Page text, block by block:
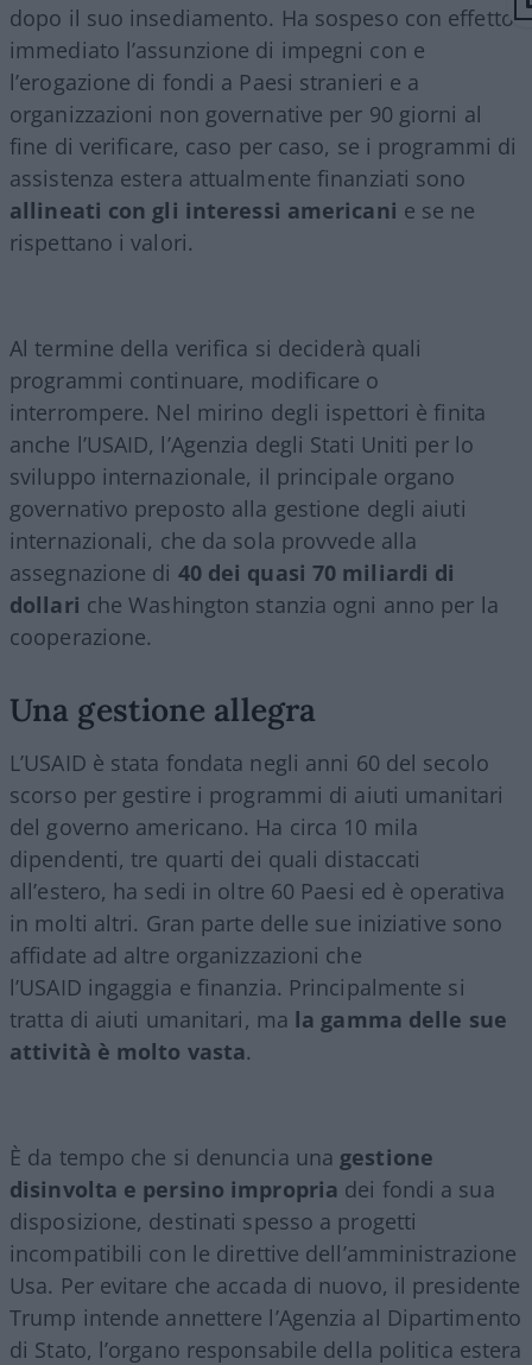
dopo il suo insediamento. Ha sospeso con effetto
immediato l’assunzione di impegni con e
l’erogazione di fondi a Paesi stranieri e a
organizzazioni non governative per 90 giorni al
fine di verificare, caso per caso, se i programmi di
assistenza estera attualmente finanziati sono
allineati con gli interessi americani e se ne
rispettano i valori.
Al termine della verifica si deciderà quali
programmi continuare, modificare o
interrompere. Nel mirino degli ispettori è finita
anche l’USAID, l’Agenzia degli Stati Uniti per lo
sviluppo internazionale, il principale organo
governativo preposto alla gestione degli aiuti
internazionali, che da sola provvede alla
assegnazione di 40 dei quasi 70 miliardi di
dollari che Washington stanzia ogni anno per la
cooperazione.
Una gestione allegra
L’USAID è stata fondata negli anni 60 del secolo
scorso per gestire i programmi di aiuti umanitari
del governo americano. Ha circa 10 mila
dipendenti, tre quarti dei quali distaccati
all’estero, ha sedi in oltre 60 Paesi ed è operativa
in molti altri. Gran parte delle sue iniziative sono
affidate ad altre organizzazioni che
l’USAID ingaggia e finanzia. Principalmente si
tratta di aiuti umanitari, ma la gamma delle sue
attività è molto vasta.
È da tempo che si denuncia una gestione
disinvolta e persino impropria dei fondi a sua
disposizione, destinati spesso a progetti
incompatibili con le direttive dell’amministrazione
Usa. Per evitare che accada di nuovo, il presidente
Trump intende annettere l’Agenzia al Dipartimento
di Stato, l’organo responsabile della politica estera